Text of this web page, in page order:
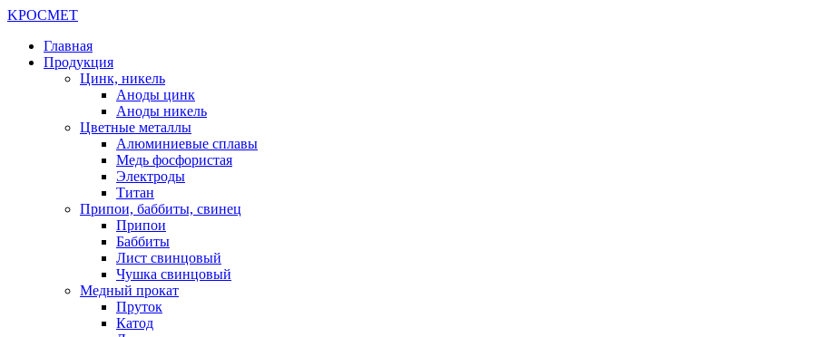
KРОСМЕТ
Главная
Продукция
Цинк, никель
Аноды цинк
Аноды никель
Цветные металлы
Алюминиевые сплавы
Медь фосфористая
Электроды
Титан
Припои, баббиты, свинец
Припои
Баббиты
Лист свинцовый
Чушка свинцовый
Медный прокат
Пруток
Катод